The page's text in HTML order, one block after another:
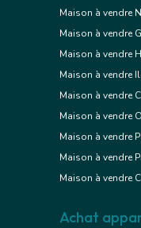
Maison à vendre
Maison à vendre
Maison à vendre
Maison à vendre
Maison à vendre
Maison à vendre
Maison à vendre
Maison à vendre
Maison à vendre
Achat